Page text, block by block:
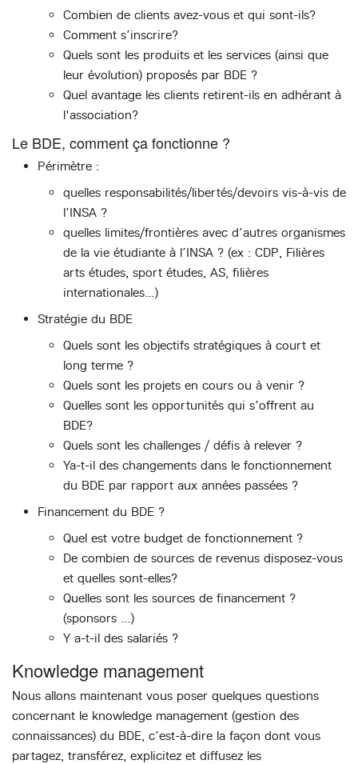
Combien de clients avez-vous et qui sont-ils?
Comment s’inscrire?
Quels sont les produits et les services (ainsi que
leur évolution) proposés par BDE ?
Quel avantage les clients retirent-ils en adhérant à
l'association?
Le BDE, comment ça fonctionne ?
Périmètre :
quelles responsabilités/libertés/devoirs vis-à-vis de
l’INSA ?
quelles limites/frontières avec d’autres organismes
de la vie étudiante à l’INSA ? (ex : CDP, Filières
arts études, sport études, AS, filières
internationales…)
Stratégie du BDE
Quels sont les objectifs stratégiques à court et
long terme ?
Quels sont les projets en cours ou à venir ?
Quelles sont les opportunités qui s’offrent au
BDE?
Quels sont les challenges / défis à relever ?
Ya-t-il des changements dans le fonctionnement
du BDE par rapport aux années passées ?
Financement du BDE ?
Quel est votre budget de fonctionnement ?
De combien de sources de revenus disposez-vous
et quelles sont-elles?
Quelles sont les sources de financement ?
(sponsors …)
Y a-t-il des salariés ?
Knowledge management
Nous allons maintenant vous poser quelques questions
concernant le knowledge management (gestion des
connaissances) du BDE, c’est-à-dire la façon dont vous
partagez, transférez, explicitez et diffusez les